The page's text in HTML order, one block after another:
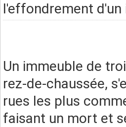
l'effondrement
Un immeuble de
rez-de-chaussée,
rues les plus
faisant un mort et